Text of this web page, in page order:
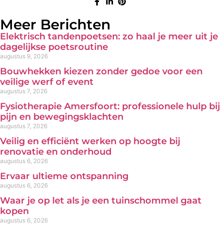
Meer Berichten
Elektrisch tandenpoetsen: zo haal je meer uit je
dagelijkse poetsroutine
augustus 9, 2026
Bouwhekken kiezen zonder gedoe voor een
veilige werf of event
augustus 7, 2026
Fysiotherapie Amersfoort: professionele hulp bij
pijn en bewegingsklachten
augustus 7, 2026
Veilig en efficiënt werken op hoogte bij
renovatie en onderhoud
augustus 6, 2026
Ervaar ultieme ontspanning
augustus 6, 2026
Waar je op let als je een tuinschommel gaat
kopen
augustus 6, 2026